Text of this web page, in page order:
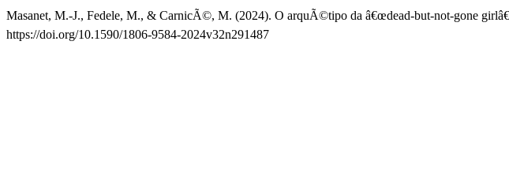
Masanet, M.-J., Fedele, M., & CarnicÃ©, M. (2024). O arquÃ©tipo da â€œdead-but-not-gone
https://doi.org/10.1590/1806-9584-2024v32n291487